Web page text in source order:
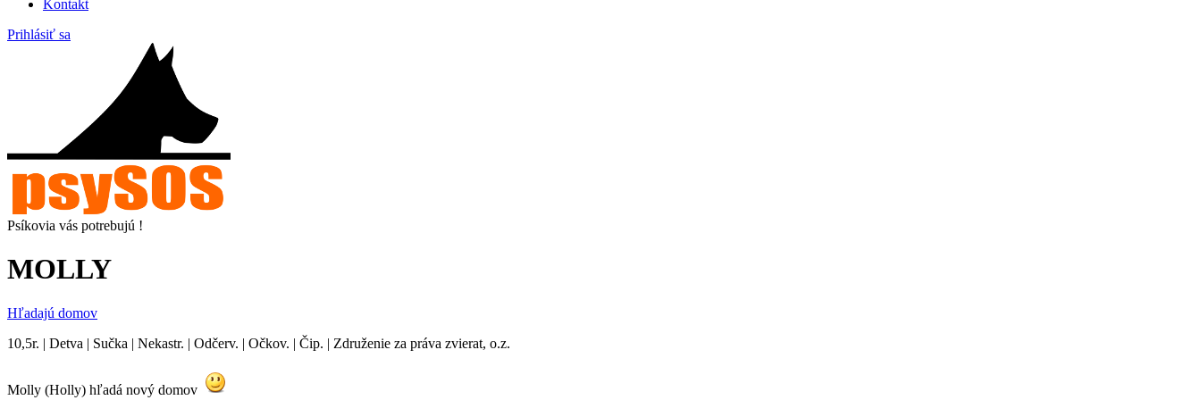
Kontakt
Prihlásiť sa
Psíkovia vás potrebujú !
MOLLY
Hľadajú domov
10,5r. | Detva | Sučka | Nekastr. | Odčerv. | Očkov. | Čip. | Združenie za práva zvierat, o.z.
Molly (Holly) hľadá nový domov